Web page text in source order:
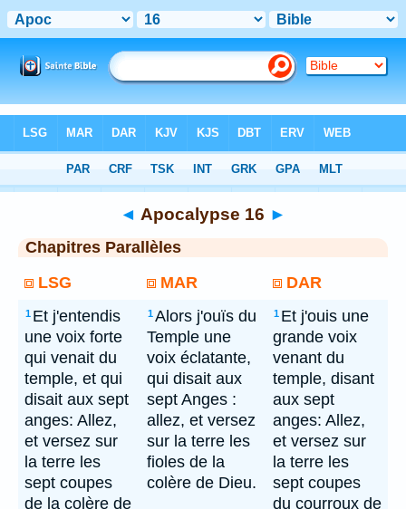
> Apocalypse 16
◄ Apocalypse 16 ►
Chapitres Parallèles
LSG
MAR DAR
1 Et j'entendis
une voix forte
qui venait du
temple, et qui
disait aux sept
anges: Allez,
et versez sur
la terre les
sept coupes
de la colère de
1Alors j'ouïs du
Temple une
voix éclatante,
qui disait aux
sept Anges :
allez, et versez
sur la terre les
fioles de la
colère de Dieu.
1 Et j'ouis une
grande voix
venant du
temple, disant
aux sept
anges: Allez,
et versez sur
la terre les
sept coupes
du courroux de